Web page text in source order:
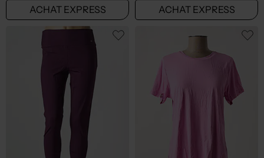
ACHAT EXPRESS ACHAT EXPRESS